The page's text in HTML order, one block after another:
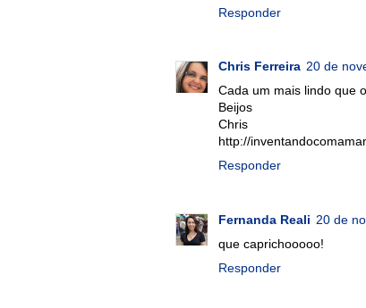
Responder
Chris Ferreira 20 de
Cada um mais lindo que
Beijos
Chris
http://
Responder
Fernanda Reali 20 de
que caprichooooo!
Responder